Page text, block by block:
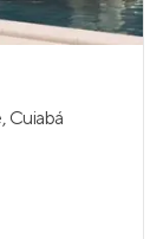
, Cuiabá